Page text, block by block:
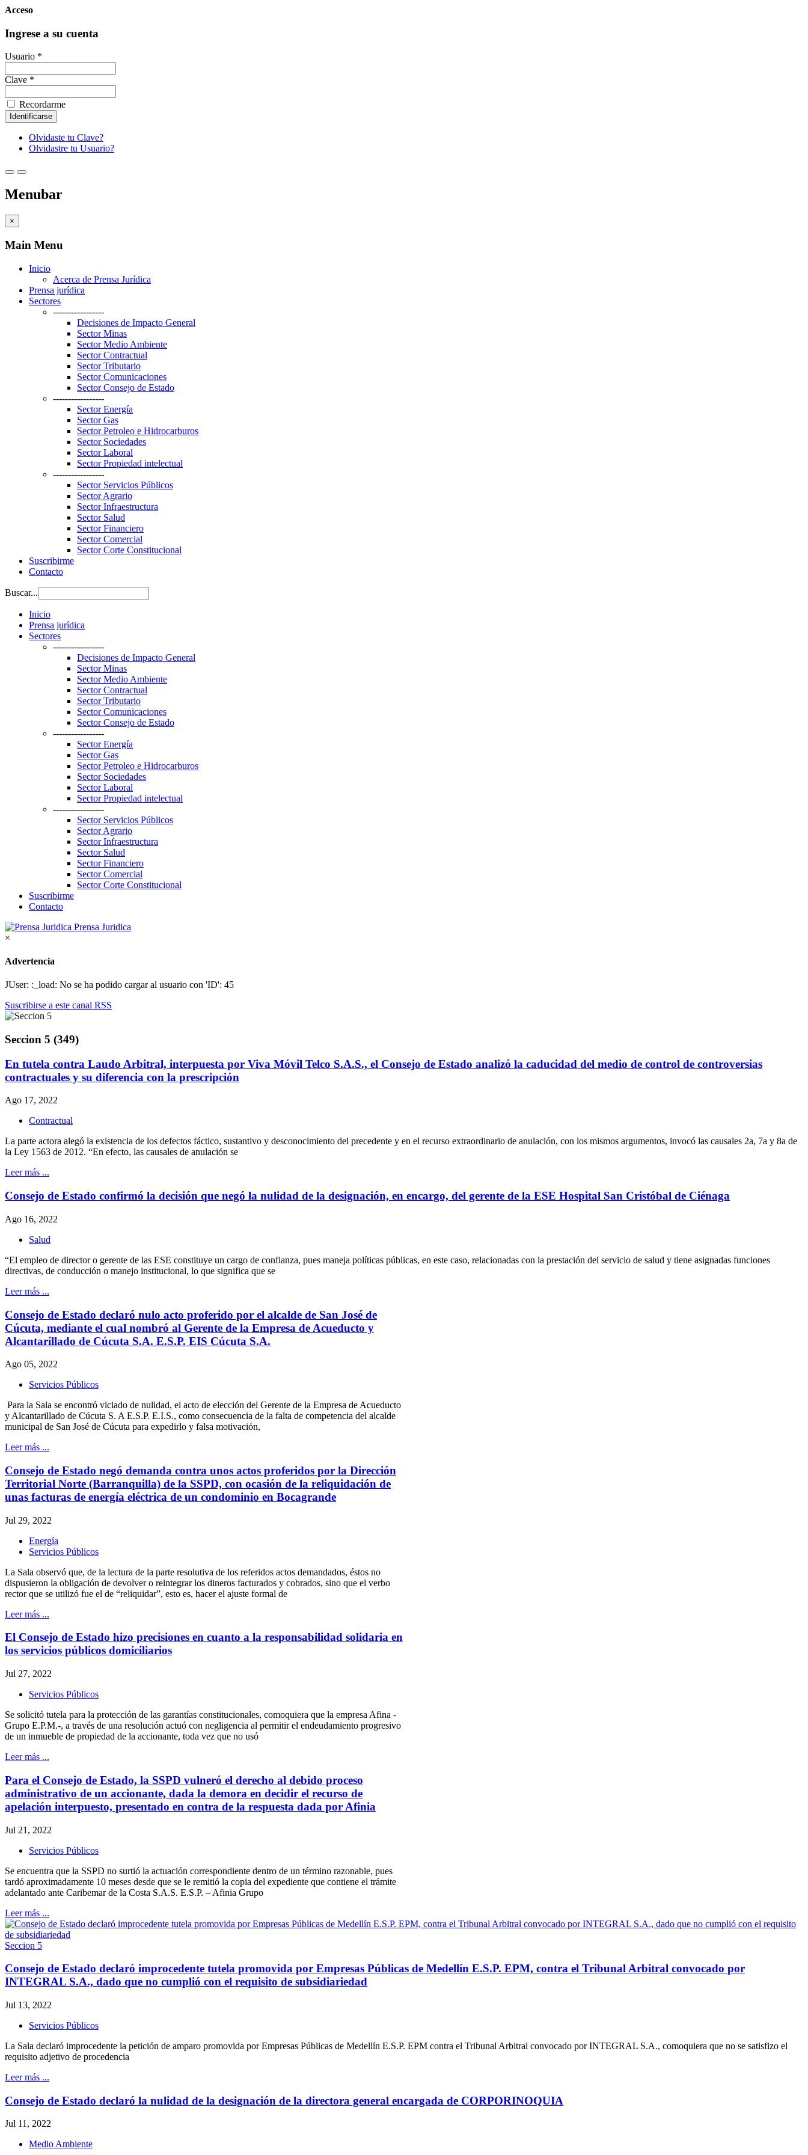
Acceso
Ingrese a su cuenta
Usuario *
Clave *
Recordarme
Olvidaste tu Clave?
Olvidastre tu Usuario?
Menubar
×
Main Menu
Inicio
Acerca de Prensa Jurídica
Prensa jurídica
Sectores
-----------------
Decisiones de Impacto General
Sector Minas
Sector Medio Ambiente
Sector Contractual
Sector Tributario
Sector Comunicaciones
Sector Consejo de Estado
-----------------
Sector Energía
Sector Gas
Sector Petroleo e Hidrocarburos
Sector Sociedades
Sector Laboral
Sector Propiedad intelectual
-----------------
Sector Servicios Públicos
Sector Agrario
Sector Infraestructura
Sector Salud
Sector Financiero
Sector Comercial
Sector Corte Constitucional
Suscribirme
Contacto
Buscar...
Inicio
Prensa jurídica
Sectores
-----------------
Decisiones de Impacto General
Sector Minas
Sector Medio Ambiente
Sector Contractual
Sector Tributario
Sector Comunicaciones
Sector Consejo de Estado
-----------------
Sector Energía
Sector Gas
Sector Petroleo e Hidrocarburos
Sector Sociedades
Sector Laboral
Sector Propiedad intelectual
-----------------
Sector Servicios Públicos
Sector Agrario
Sector Infraestructura
Sector Salud
Sector Financiero
Sector Comercial
Sector Corte Constitucional
Suscribirme
Contacto
Prensa Juridica
×
Advertencia
JUser: :_load: No se ha podido cargar al usuario con 'ID': 45
Suscribirse a este canal RSS
Seccion 5 (349)
En tutela contra Laudo Arbitral, interpuesta por Viva Móvil Telco S.A.S., el Consejo de Estado analizó la caducidad del medio de control de controversias
contractuales y su diferencia con la prescripción
Ago 17, 2022
Contractual
La parte actora alegó la existencia de los defectos fáctico, sustantivo y desconocimiento del precedente y en el recurso extraordinario de anulación, con los mismos argumentos, invocó las causales 2a, 7a y 8a de
la Ley 1563 de 2012. “En efecto, las causales de anulación se
Leer más ...
Consejo de Estado confirmó la decisión que negó la nulidad de la designación, en encargo, del gerente de la ESE Hospital San Cristóbal de Ciénaga
Ago 16, 2022
Salud
“El empleo de director o gerente de las ESE constituye un cargo de confianza, pues maneja políticas públicas, en este caso, relacionadas con la prestación del servicio de salud y tiene asignadas funciones
directivas, de conducción o manejo institucional, lo que significa que se
Leer más ...
Consejo de Estado declaró nulo acto proferido por el alcalde de San José de
Cúcuta, mediante el cual nombró al Gerente de la Empresa de Acueducto y
Alcantarillado de Cúcuta S.A. E.S.P. EIS Cúcuta S.A.
Ago 05, 2022
Servicios Públicos
Para la Sala se encontró viciado de nulidad, el acto de elección del Gerente de la Empresa de Acueducto
y Alcantarillado de Cúcuta S. A E.S.P. E.I.S., como consecuencia de la falta de competencia del alcalde
municipal de San José de Cúcuta para expedirlo y falsa motivación,
Leer más ...
Consejo de Estado negó demanda contra unos actos proferidos por la Dirección
Territorial Norte (Barranquilla) de la SSPD, con ocasión de la reliquidación de
unas facturas de energía eléctrica de un condominio en Bocagrande
Jul 29, 2022
Energía
Servicios Públicos
La Sala observó que, de la lectura de la parte resolutiva de los referidos actos demandados, éstos no
dispusieron la obligación de devolver o reintegrar los dineros facturados y cobrados, sino que el verbo
rector que se utilizó fue el de “reliquidar”, esto es, hacer el ajuste formal de
Leer más ...
El Consejo de Estado hizo precisiones en cuanto a la responsabilidad solidaria en
los servicios públicos domiciliarios
Jul 27, 2022
Servicios Públicos
Se solicitó tutela para la protección de las garantías constitucionales, comoquiera que la empresa Afina -
Grupo E.P.M.-, a través de una resolución actuó con negligencia al permitir el endeudamiento progresivo
de un inmueble de propiedad de la accionante, toda vez que no usó
Leer más ...
Para el Consejo de Estado, la SSPD vulneró el derecho al debido proceso
administrativo de un accionante, dada la demora en decidir el recurso de
apelación interpuesto, presentado en contra de la respuesta dada por Afinia
Jul 21, 2022
Servicios Públicos
Se encuentra que la SSPD no surtió la actuación correspondiente dentro de un término razonable, pues
tardó aproximadamente 10 meses desde que se le remitió la copia del expediente que contiene el trámite
adelantado ante Caribemar de la Costa S.A.S. E.S.P. – Afinia Grupo
Leer más ...
Seccion 5
Consejo de Estado declaró improcedente tutela promovida por Empresas Públicas de Medellín E.S.P. EPM, contra el Tribunal Arbitral convocado por
INTEGRAL S.A., dado que no cumplió con el requisito de subsidiariedad
Jul 13, 2022
Servicios Públicos
La Sala declaró improcedente la petición de amparo promovida por Empresas Públicas de Medellín E.S.P. EPM contra el Tribunal Arbitral convocado por INTEGRAL S.A., comoquiera que no se satisfizo el
requisito adjetivo de procedencia
Leer más ...
Consejo de Estado declaró la nulidad de la designación de la directora general encargada de CORPORINOQUIA
Jul 11, 2022
Medio Ambiente